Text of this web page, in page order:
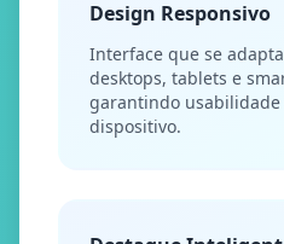
Design Responsivo
Interface que se
desktops, tablets e
garantindo
dispositivo.